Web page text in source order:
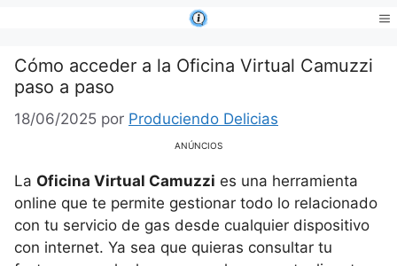
contenido
Cómo acceder a la Oficina Virtual Camuzzi
paso a paso
18/06/2025 por Produciendo Delicias
ANÚNCIOS
La Oficina Virtual Camuzzi es una herramienta
online que te permite gestionar todo lo relacionado
con tu servicio de gas desde cualquier dispositivo
con internet. Ya sea que quieras consultar tu